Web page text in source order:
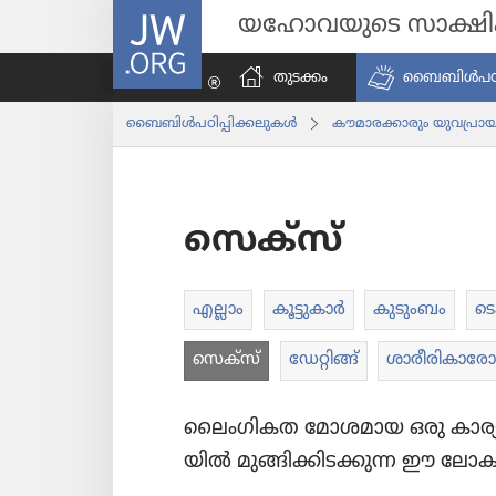
JW.ORG യഹോവയുടെ
തുടക്കം
ബൈബിൾപ​ഠി​പ്പി​ക്ക​ലു​കൾ കൗമാ​ര​ക്കാ​രും
സെക്‌സ്‌
എല്ലാം കൂട്ടു​കാർ കുടും​ബം
സെക്‌സ്‌ ഡേറ്റിങ്ങ്‌
ലൈം​ഗി​കത മോശ​മായ ഒരു
യിൽ മുങ്ങി​ക്കി​ട​ക്കുന്ന ഈ